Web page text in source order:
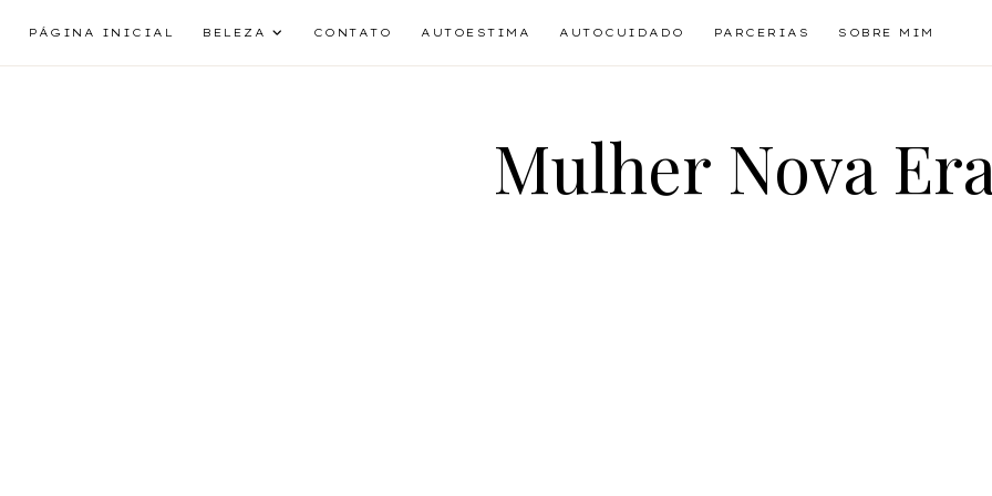
PÁGINA INICIAL BELEZA CONTATO AUTOESTIMA AUTOCUIDADO PARCERIAS SOBRE MIM
Mulher Nova